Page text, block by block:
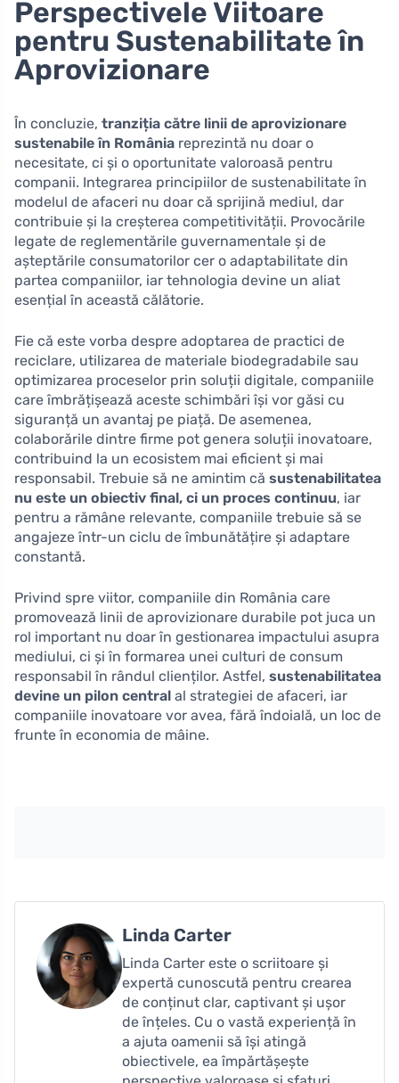
Perspectivele Viitoare
pentru Sustenabilitate în
Aprovizionare
În concluzie, tranziția către linii de aprovizionare
sustenabile în România reprezintă nu doar o
necesitate, ci și o oportunitate valoroasă pentru
companii. Integrarea principiilor de sustenabilitate în
modelul de afaceri nu doar că sprijină mediul, dar
contribuie și la creșterea competitivității. Provocările
legate de reglementările guvernamentale și de
așteptările consumatorilor cer o adaptabilitate din
partea companiilor, iar tehnologia devine un aliat
esențial în această călătorie.
Fie că este vorba despre adoptarea de practici de
reciclare, utilizarea de materiale biodegradabile sau
optimizarea proceselor prin soluții digitale, companiile
care îmbrățișează aceste schimbări își vor găsi cu
siguranță un avantaj pe piață. De asemenea,
colaborările dintre firme pot genera soluții inovatoare,
contribuind la un ecosistem mai eficient și mai
responsabil. Trebuie să ne amintim că sustenabilitatea
nu este un obiectiv final, ci un proces continuu, iar
pentru a rămâne relevante, companiile trebuie să se
angajeze într-un ciclu de îmbunătățire și adaptare
constantă.
Privind spre viitor, companiile din România care
promovează linii de aprovizionare durabile pot juca un
rol important nu doar în gestionarea impactului asupra
mediului, ci și în formarea unei culturi de consum
responsabil în rândul clienților. Astfel, sustenabilitatea
devine un pilon central al strategiei de afaceri, iar
companiile inovatoare vor avea, fără îndoială, un loc de
frunte în economia de mâine.
Linda Carter
Linda Carter este o scriitoare și
expertă cunoscută pentru crearea
de conținut clar, captivant și ușor
de înțeles. Cu o vastă experiență în
a ajuta oamenii să își atingă
obiectivele, ea împărtășește